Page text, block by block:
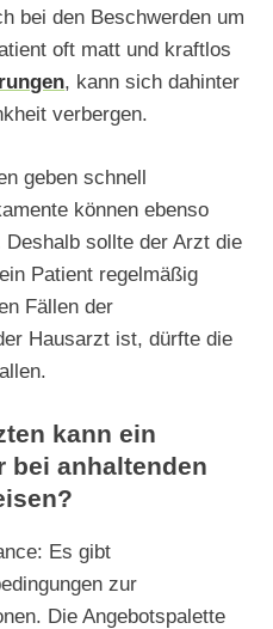
bei den Beschwerden um
oft matt und kraftlos
, kann sich dahinter
verbergen.
geben schnell
können ebenso
sollte der Arzt die
Patient regelmäßig
Fällen der
Hausarzt ist, dürfte die
kann ein
bei anhaltenden
Es gibt
zur
Die Angebotspalette